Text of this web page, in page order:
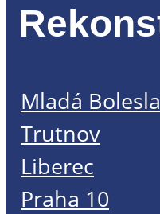
Mladá
Trutnov
Liberec
Praha 10